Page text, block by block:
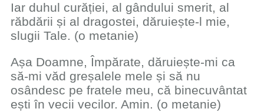
Iar duhul curăției, al gândului smerit, al
răbdării și al dragostei, dăruiește-l mie,
slugii Tale. (o metanie)
Așa Doamne, Împărate, dăruiește-mi ca
să-mi văd greșalele mele și să nu
osândesc pe fratele meu, că binecuvântat
ești în vecii vecilor. Amin. (o metanie)